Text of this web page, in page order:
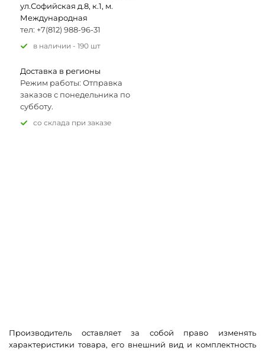
ул.Софийская д.8, к.1, м.
Международная
тел: +7(812) 988-96-31
В наличии - 190 шт
Доставка в регионы
Режим работы: Отправка
заказов с понедельника по
субботу.
Со склада при заказе
Производитель оставляет за собой право изменять
характеристики товара, его внешний вид и комплектность